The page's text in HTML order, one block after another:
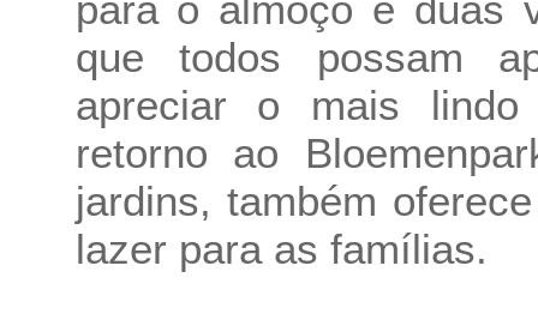
que todos possam
apreciar o mais lindo
retorno ao
jardins, também
lazer para as famílias.